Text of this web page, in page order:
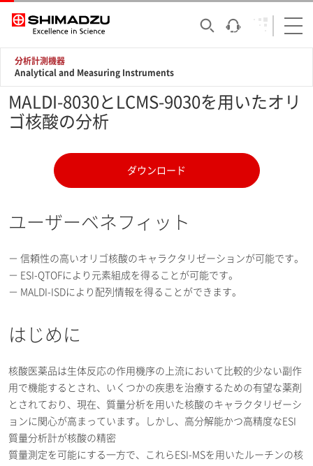
分析計測機器
Analytical and Measuring Instruments
MALDI-8030とLCMS-9030を用いたオリ
ゴ核酸の分析
ダウンロード
ユーザーベネフィット
－ 信頼性の高いオリゴ核酸のキャラクタリゼーションが可能です。
－ ESI-QTOFにより元素組成を得ることが可能です。
－ MALDI-ISDにより配列情報を得ることができます。
はじめに
核酸医薬品は生体反応の作用機序の上流において比較的少ない副作
用で機能するとされ、いくつかの疾患を治療するための有望な薬剤
とされており、現在、質量分析を用いた核酸のキャラクタリゼーシ
ョンに関心が高まっています。しかし、高分解能かつ高精度なESI
質量分析計が核酸の精密
質量測定を可能にする一方で、これらESI-MSを用いたルーチンの核